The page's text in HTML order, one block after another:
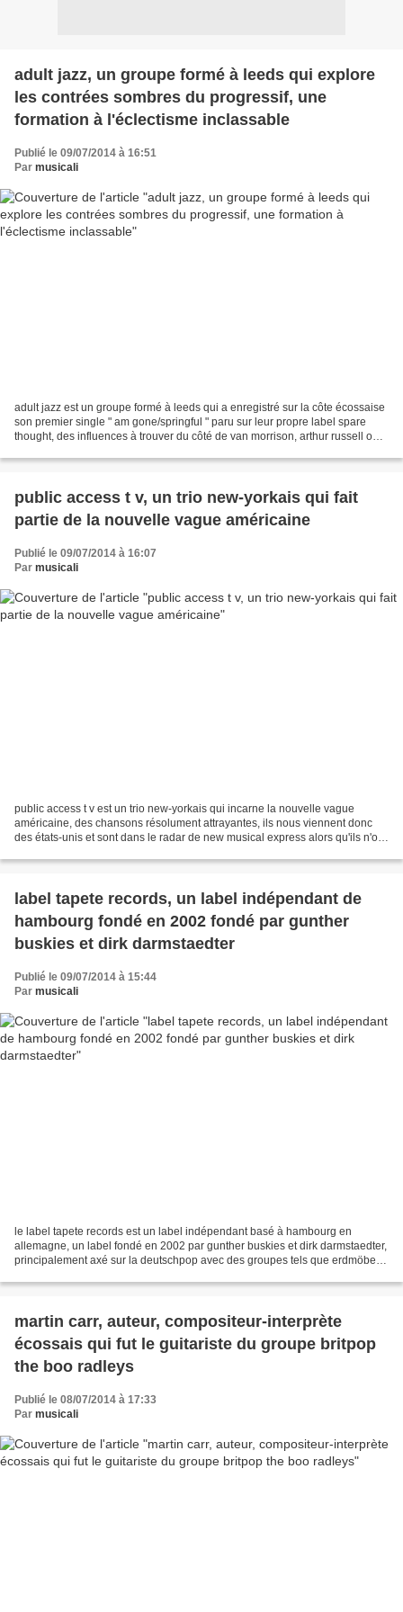
adult jazz, un groupe formé à leeds qui explore
les contrées sombres du progressif, une
formation à l'éclectisme inclassable
Publié le 09/07/2014 à 16:51
Par musicali
adult jazz est un groupe formé à leeds qui a enregistré sur la côte écossaise
son premier single " am gone/springful " paru sur leur propre label spare
thought, des influences à trouver du côté de van morrison, arthur russell ou
public access t v, un trio new-yorkais qui fait
partie de la nouvelle vague américaine
Publié le 09/07/2014 à 16:07
Par musicali
public access t v est un trio new-yorkais qui incarne la nouvelle vague
américaine, des chansons résolument attrayantes, ils nous viennent donc
des états-unis et sont dans le radar de new musical express alors qu'ils n'ont
label tapete records, un label indépendant de
hambourg fondé en 2002 fondé par gunther
buskies et dirk darmstaedter
Publié le 09/07/2014 à 15:44
Par musicali
le label tapete records est un label indépendant basé à hambourg en
allemagne, un label fondé en 2002 par gunther buskies et dirk darmstaedter,
principalement axé sur la deutschpop avec des groupes tels que erdmöbel,
martin carr, auteur, compositeur-interprète
écossais qui fut le guitariste du groupe britpop
the boo radleys
Publié le 08/07/2014 à 17:33
Par musicali